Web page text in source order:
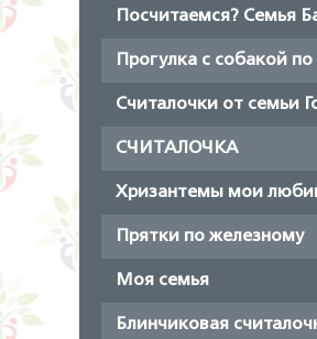
Посчитаемся? Семья
Прогулка с собакой
Считалочки от семьи
СЧИТАЛОЧКА
Хризантемы мои
Прятки по железному
Моя семья
Блинчиковая